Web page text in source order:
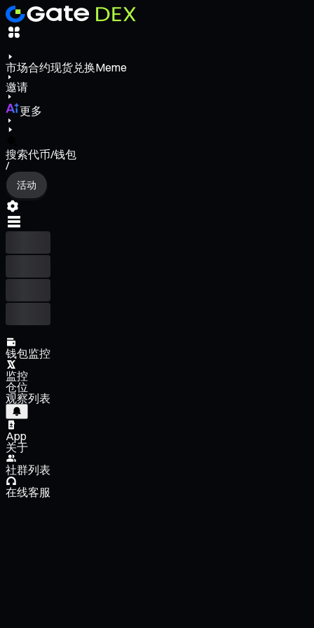
市场合约现货兑换Meme
邀请
更多
搜索代币/钱包
/
活动
钱包监控
监控
仓位
观察列表
App
关于
社群列表
在线客服